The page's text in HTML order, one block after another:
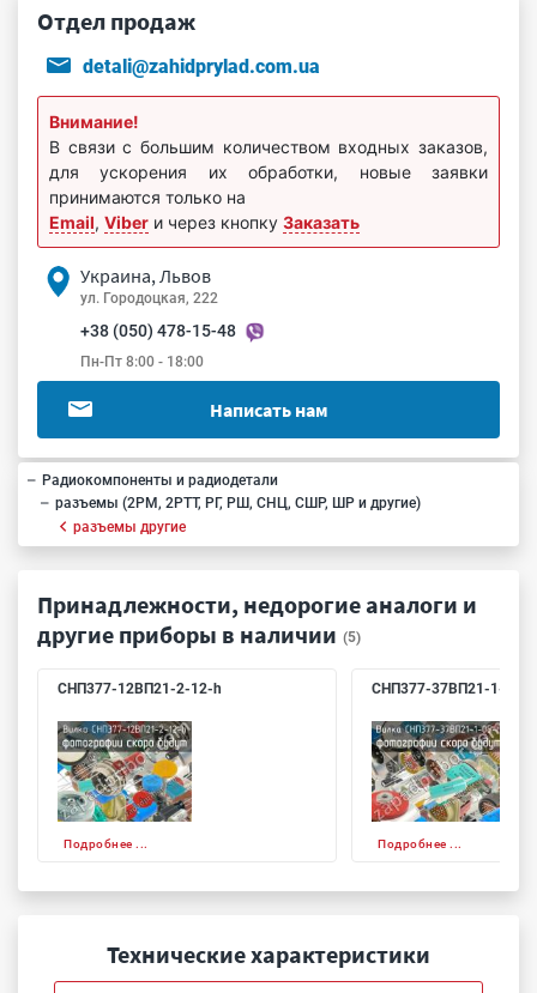
Отдел продаж
detali@zahidprylad.com.ua
Внимание!
В связи с большим количеством входных заказов,
для ускорения их обработки, новые заявки
принимаются только на
Email, Viber и через кнопку Заказать
Украина, Львов
ул. Городоцкая, 222
+38 (050) 478-15-48
Пн-Пт 8:00 - 18:00
Написать нам
Радиокомпоненты и радиодетали
разъемы (2РМ, 2РТТ, РГ, РШ, СНЦ, СШР, ШР и другие)
разъемы другие
Принадлежности, недорогие аналоги и
другие приборы в наличии (5)
СНП377-12ВП21-2-12-h
Подробнее ...
СНП377-37ВП21-1-05-h
Подробнее ...
Технические характеристики